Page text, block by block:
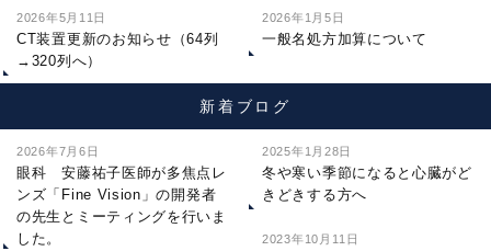
2026年5月11日
CT装置更新のお知らせ（64列
→320列へ）
2026年1月5日
一般名処方加算について
新着ブログ
2026年7月6日
眼科 安藤祐子医師が多焦点レ
ンズ「Fine Vision」の開発者
の先生とミーティングを行いま
した。
2025年1月28日
冬や寒い季節になると心臓がど
きどきする方へ
2023年10月11日